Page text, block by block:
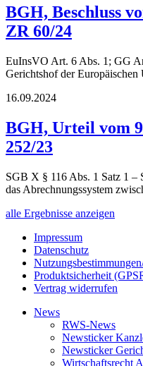
BGH, Beschluss
ZR 60/24
EuInsVO Art. 6 Abs. 1; GG
Gerichtshof der
16.09.2024
BGH, Urteil vom
252/23
SGB X § 116 Abs. 1 Satz 1 –
das Abrechnungssystem
alle Ergebnisse anzeigen
Impressum
Datenschutz
Produktsicherheit
Vertrag widerrufen
News
RWS-News
Newsticker
Newsticker
Wirtschaftsrecht